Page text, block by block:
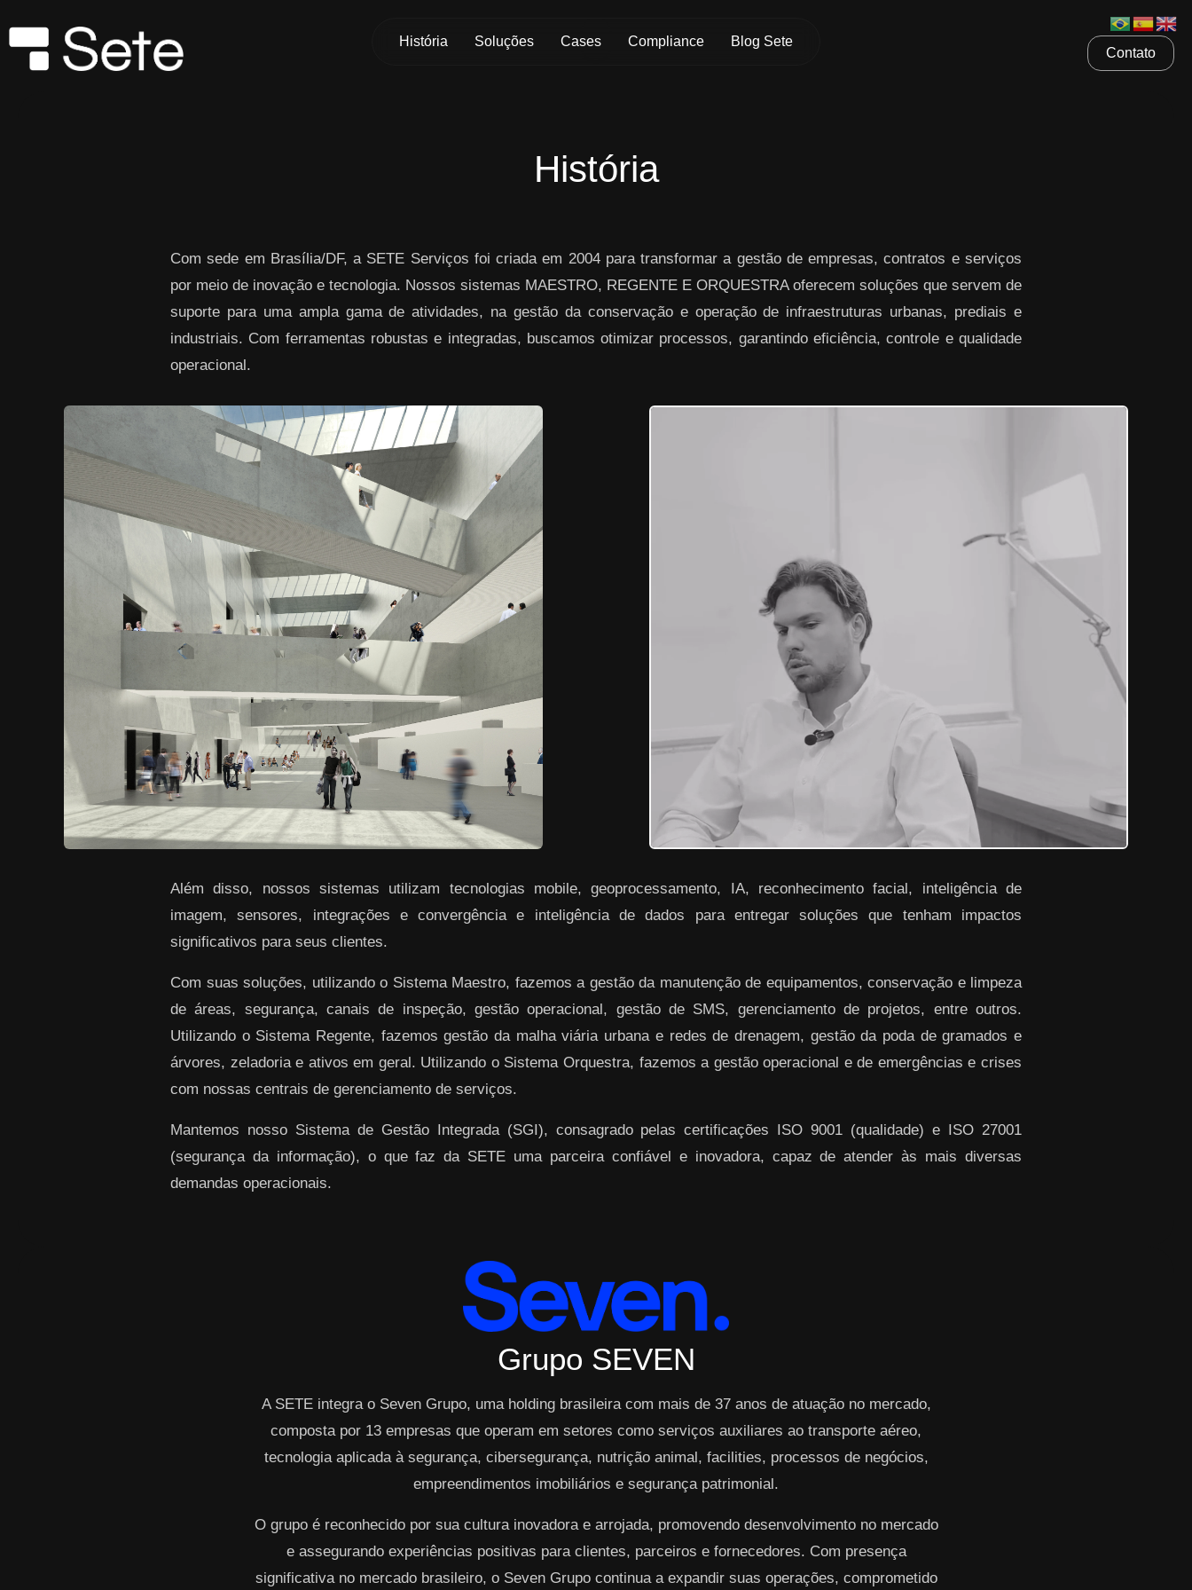
História Soluções Cases Compliance Blog Sete
Contato
História
Com sede em Brasília/DF, a SETE Serviços foi criada em 2004 para transformar a gestão de empresas, contratos e serviços
por meio de inovação e tecnologia. Nossos sistemas MAESTRO, REGENTE E ORQUESTRA oferecem soluções que servem de
suporte para uma ampla gama de atividades, na gestão da conservação e operação de infraestruturas urbanas, prediais e
industriais. Com ferramentas robustas e integradas, buscamos otimizar processos, garantindo eficiência, controle e qualidade
operacional.
Além disso, nossos sistemas utilizam tecnologias mobile, geoprocessamento, IA, reconhecimento facial, inteligência de
imagem, sensores, integrações e convergência e inteligência de dados para entregar soluções que tenham impactos
significativos para seus clientes.
Com suas soluções, utilizando o Sistema Maestro, fazemos a gestão da manutenção de equipamentos, conservação e limpeza
de áreas, segurança, canais de inspeção, gestão operacional, gestão de SMS, gerenciamento de projetos, entre outros.
Utilizando o Sistema Regente, fazemos gestão da malha viária urbana e redes de drenagem, gestão da poda de gramados e
árvores, zeladoria e ativos em geral. Utilizando o Sistema Orquestra, fazemos a gestão operacional e de emergências e crises
com nossas centrais de gerenciamento de serviços.
Mantemos nosso Sistema de Gestão Integrada (SGI), consagrado pelas certificações ISO 9001 (qualidade) e ISO 27001
(segurança da informação), o que faz da SETE uma parceira confiável e inovadora, capaz de atender às mais diversas
demandas operacionais.
Grupo SEVEN
A SETE integra o Seven Grupo, uma holding brasileira com mais de 37 anos de atuação no mercado,
composta por 13 empresas que operam em setores como serviços auxiliares ao transporte aéreo,
tecnologia aplicada à segurança, cibersegurança, nutrição animal, facilities, processos de negócios,
empreendimentos imobiliários e segurança patrimonial.
O grupo é reconhecido por sua cultura inovadora e arrojada, promovendo desenvolvimento no mercado
e assegurando experiências positivas para clientes, parceiros e fornecedores. Com presença
significativa no mercado brasileiro, o Seven Grupo continua a expandir suas operações, comprometido